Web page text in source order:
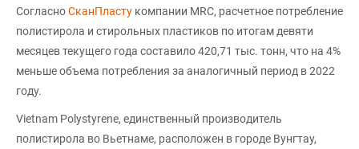
СогласноСканПласту компании MRC, расчетное потребление
полистирола и стирольных пластиков по итогам девяти
месяцев текущего года составило 420,71 тыс. тонн, что на 4%
меньше объема потребления за аналогичный период в 2022
году.
Vietnam Polystyrene, единственный производитель
полистирола во Вьетнаме, расположен в городе Вунгтау,